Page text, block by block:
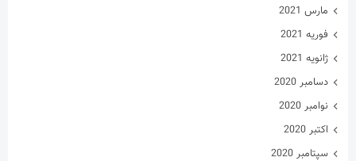
مارس 2021
فوریه 2021
ژانویه 2021
دسامبر 2020
نوامبر 2020
اکتبر 2020
سپتامبر 2020